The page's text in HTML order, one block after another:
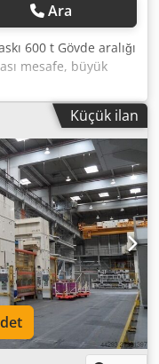
Ara
600 t Gövde aralığı
mesafe, büyük
alanı 2500 x 1730
t Tabla içi çekme
kuvveti 63 t Koç
2500 x 1730 mm
yastığı hidrolik,
kontrollü Makine
Asyn R D Ijavsk
Küçük ilan